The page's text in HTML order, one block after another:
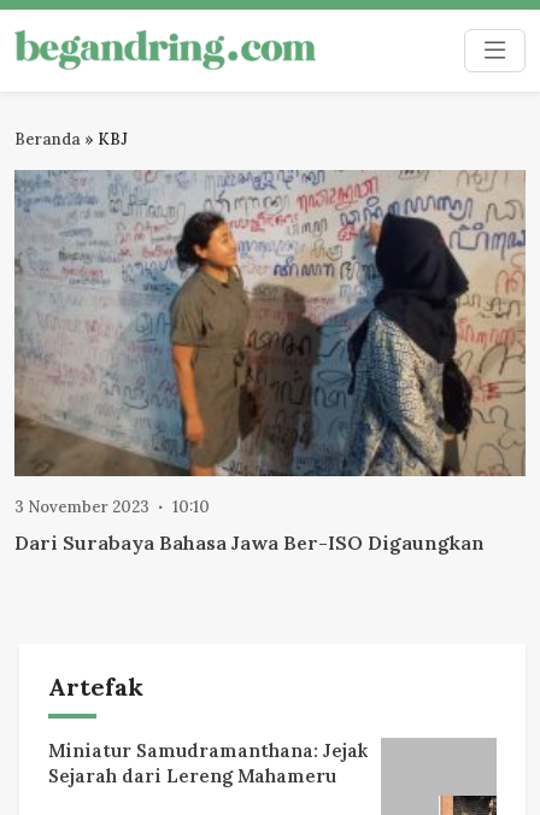
Skip
to
content
Begandring
Menjaga ingatan untuk masa depan
Beranda » KBJ
3 November 2023 10:10
Dari Surabaya Bahasa Jawa Ber-ISO Digaungkan
Artefak
Miniatur Samudramanthana: Jejak
Sejarah dari Lereng Mahameru